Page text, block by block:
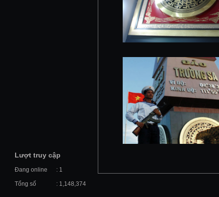
Lượt truy cập
Đang online : 1
Tổng số : 1,148,374